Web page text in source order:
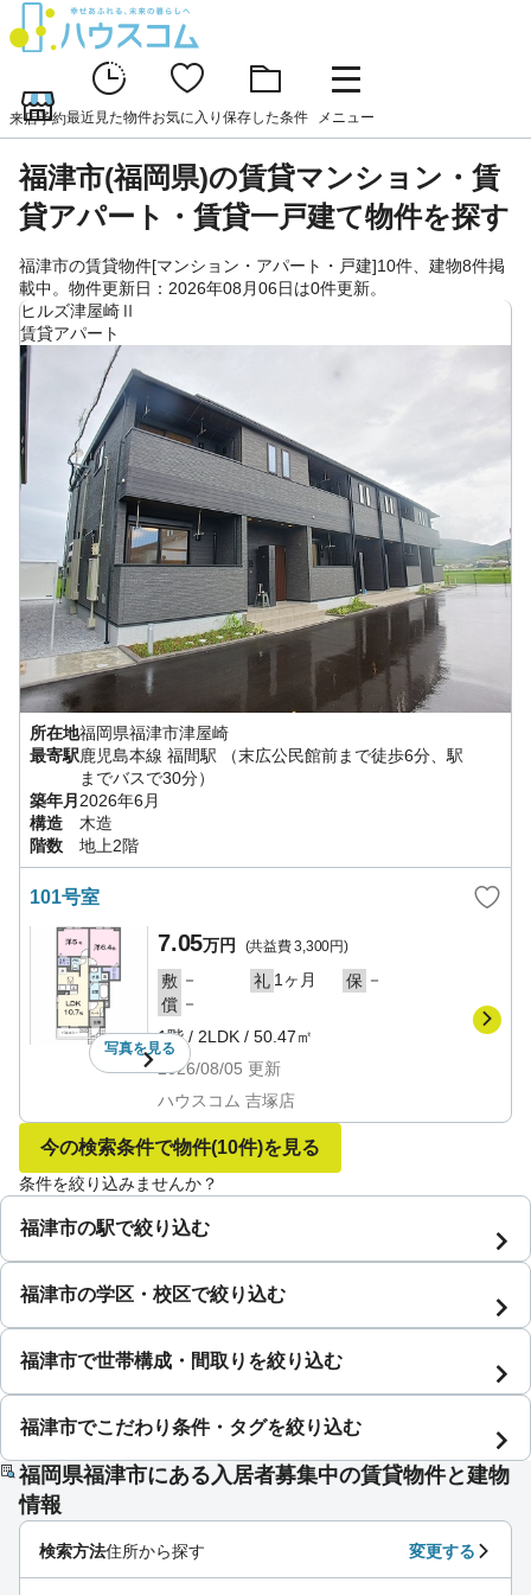
来店予約最近見た物件お気に入り 保存した条件 メニュー
福津市(福岡県)の賃貸マンション・賃
貸アパート・賃貸一戸建て物件を探す
福津市の賃貸物件[マンション・アパート・戸建]10件、建物8件掲
載中。物件更新日：2026年08月06日は0件更新。
ヒルズ津屋崎Ⅱ
賃貸アパート
所在地福岡県福津市津屋崎
最寄駅鹿児島本線 福間駅
（末広公民館前まで徒歩6分、駅
までバスで30分）
築年月 2026年6月
構造
木造
階数
地上2階
101号室
写真を見る
7.05万円 (共益費3,300円)
敷 － 礼 1ヶ月 保 －
償 －
1階/ 2LDK / 50.47㎡
2026/08/05 更新
ハウスコム 吉塚店
今の検索条件で物件(10件)を見る
条件を絞り込みませんか？
福津市の駅で絞り込む
福津市の学区・校区で絞り込む
福津市で世帯構成・間取りを絞り込む
福津市でこだわり条件・タグを絞り込む
福岡県福津市にある入居者募集中の賃貸物件と建物
情報
検索方法住所から探す 変更する